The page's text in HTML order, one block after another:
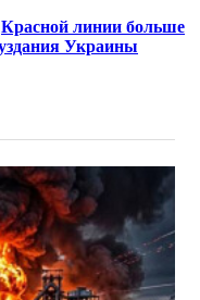
Красной линии больше
Украины